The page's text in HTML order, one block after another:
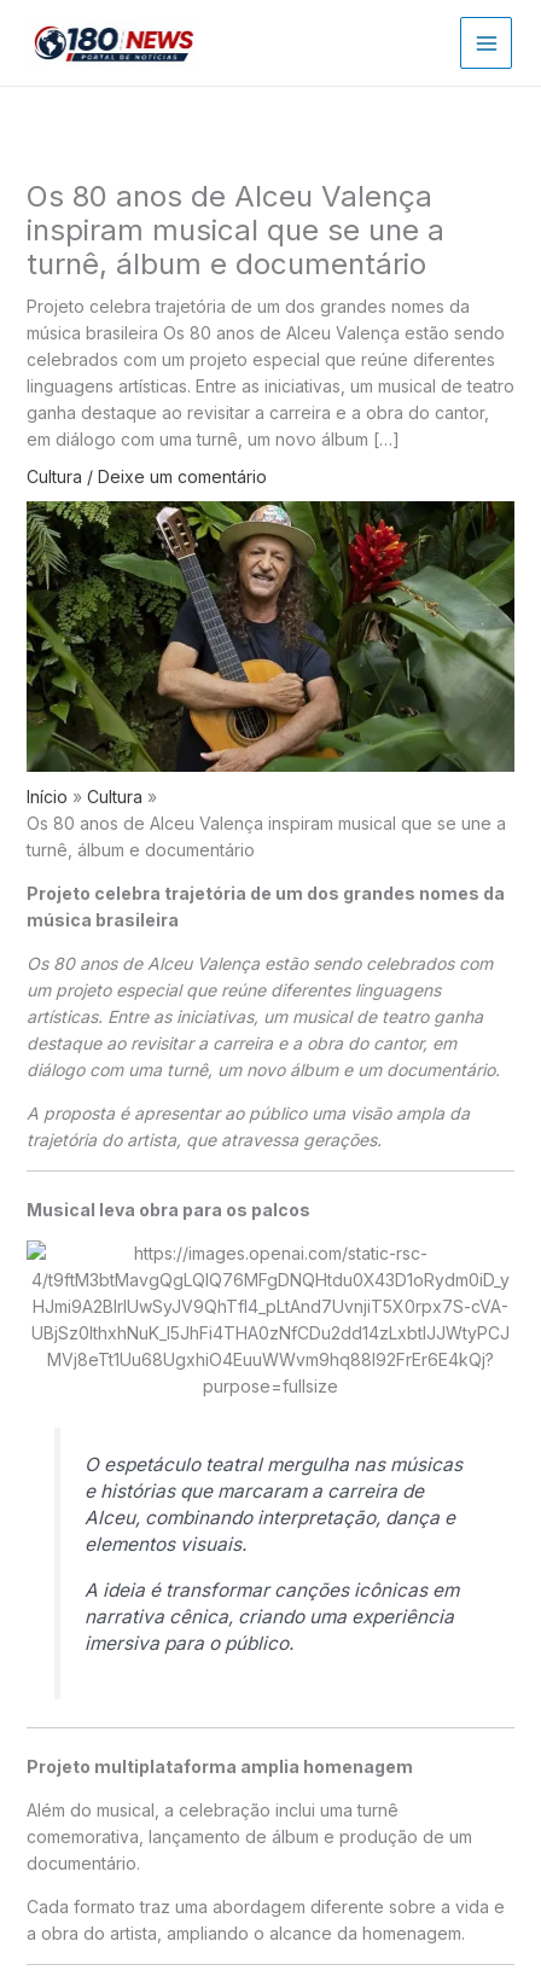
para
Os 80 anos de Alceu Valença
inspiram musical que se une a
turnê, álbum e documentário
Projeto celebra trajetória de um dos grandes nomes da
música brasileira Os 80 anos de Alceu Valença estão sendo
celebrados com um projeto especial que reúne diferentes
linguagens artísticas. Entre as iniciativas, um musical de teatro
ganha destaque ao revisitar a carreira e a obra do cantor,
em diálogo com uma turnê, um novo álbum […]
Cultura / Deixe um comentário
Início
Cultura
Os 80 anos de Alceu Valença inspiram musical que se une a
turnê, álbum e documentário
Projeto celebra trajetória de um dos grandes nomes da
música brasileira
Os 80 anos de Alceu Valençaestão sendo celebrados com
um projeto especial que reúne diferentes linguagens
artísticas. Entre as iniciativas, um musical de teatro ganha
destaque ao revisitar a carreira e a obra do cantor, em
diálogo com uma turnê, um novo álbum e um documentário.
A proposta é apresentar ao público uma visão ampla da
trajetória do artista, que atravessa gerações.
Musical leva obra para os palcos
O espetáculo teatral mergulha nas músicas
e histórias que marcaram a carreira de
Alceu, combinando interpretação, dança e
elementos visuais.
A ideia é transformar canções icônicas em
narrativa cênica, criando uma experiência
imersiva para o público.
Projeto multiplataforma amplia homenagem
Além do musical, a celebração inclui uma turnê
comemorativa, lançamento de álbum e produção de um
documentário.
Cada formato traz uma abordagem diferente sobre a vida e
a obra do artista, ampliando o alcance da homenagem.